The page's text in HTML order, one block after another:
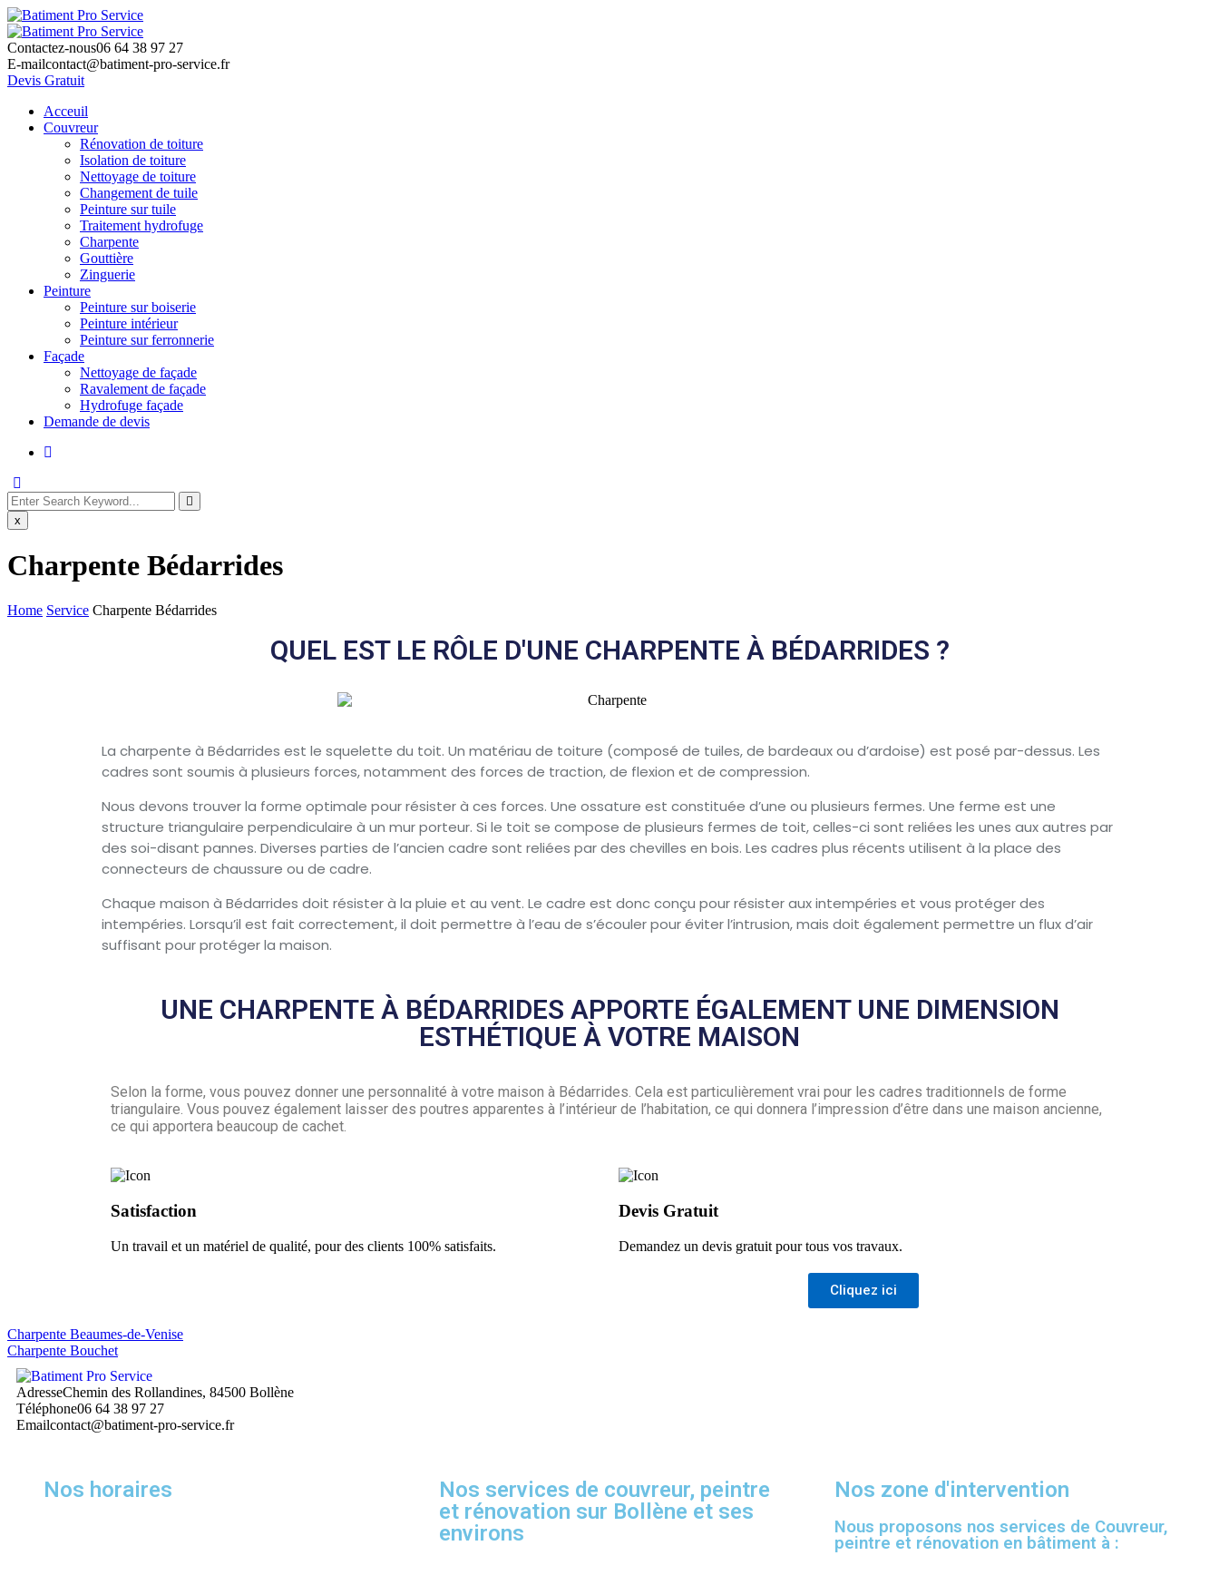
Contactez-nous06 64 38 97 27
E-mailcontact@batiment-pro-service.fr
Devis Gratuit
Acceuil
Couvreur
Rénovation de toiture
Isolation de toiture
Nettoyage de toiture
Changement de tuile
Peinture sur tuile
Traitement hydrofuge
Charpente
Gouttière
Zinguerie
Peinture
Peinture sur boiserie
Peinture intérieur
Peinture sur ferronnerie
Façade
Nettoyage de façade
Ravalement de façade
Hydrofuge façade
Demande de devis
x
Charpente Bédarrides
Home Service Charpente Bédarrides
QUEL EST LE RÔLE D'UNE CHARPENTE À BÉDARRIDES ?
La charpente à Bédarrides est le squelette du toit. Un matériau de toiture (composé de tuiles, de bardeaux ou d’ardoise) est posé par-dessus. Les
cadres sont soumis à plusieurs forces, notamment des forces de traction, de flexion et de compression.
Nous devons trouver la forme optimale pour résister à ces forces. Une ossature est constituée d’une ou plusieurs fermes. Une ferme est une
structure triangulaire perpendiculaire à un mur porteur. Si le toit se compose de plusieurs fermes de toit, celles-ci sont reliées les unes aux autres par
des soi-disant pannes. Diverses parties de l’ancien cadre sont reliées par des chevilles en bois. Les cadres plus récents utilisent à la place des
connecteurs de chaussure ou de cadre.
Chaque maison à Bédarrides doit résister à la pluie et au vent. Le cadre est donc conçu pour résister aux intempéries et vous protéger des
intempéries. Lorsqu’il est fait correctement, il doit permettre à l’eau de s’écouler pour éviter l’intrusion, mais doit également permettre un flux d’air
suffisant pour protéger la maison.
UNE CHARPENTE À BÉDARRIDES APPORTE ÉGALEMENT UNE DIMENSION
ESTHÉTIQUE À VOTRE MAISON
Selon la forme, vous pouvez donner une personnalité à votre maison à Bédarrides. Cela est particulièrement vrai pour les cadres traditionnels de forme
triangulaire. Vous pouvez également laisser des poutres apparentes à l’intérieur de l’habitation, ce qui donnera l’impression d’être dans une maison ancienne,
ce qui apportera beaucoup de cachet.
Satisfaction
Un travail et un matériel de qualité, pour des clients 100% satisfaits.
Devis Gratuit
Demandez un devis gratuit pour tous vos travaux.
Cliquez ici
Charpente Beaumes-de-Venise
Charpente Bouchet
AdresseChemin des Rollandines, 84500 Bollène
Téléphone06 64 38 97 27
Emailcontact@batiment-pro-service.fr
Nos horaires
Nos services de couvreur, peintre
et rénovation sur Bollène et ses
environs
Nos zone d'intervention
Nous proposons nos services de Couvreur,
peintre et rénovation en bâtiment à :